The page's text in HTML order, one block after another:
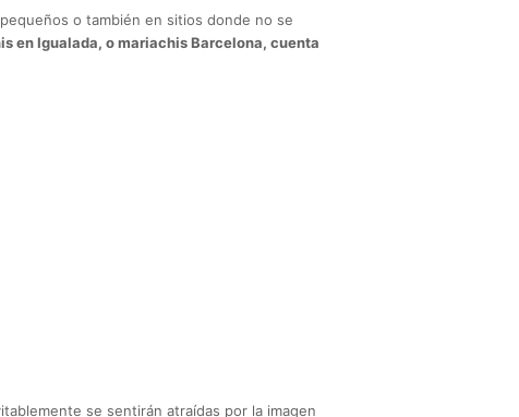
o también en sitios donde no se
en Igualada, o mariachis Barcelona, cuenta
se sentirán atraídas por la imagen